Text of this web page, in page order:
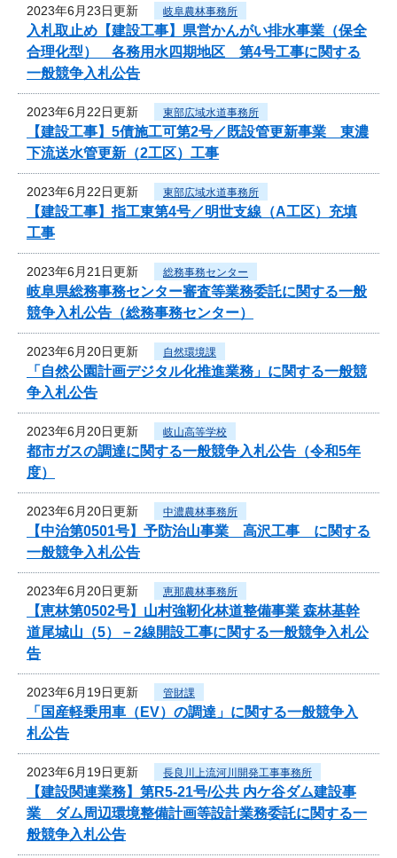
2023年6月23日更新 岐阜農林事務所
入札取止め【建設工事】県営かんがい排水事業（保全
合理化型） 各務用水四期地区 第4号工事に関する
一般競争入札公告
2023年6月22日更新 東部広域水道事務所
【建設工事】5債施工可第2号／既設管更新事業 東濃
下流送水管更新（2工区）工事
2023年6月22日更新 東部広域水道事務所
【建設工事】指工東第4号／明世支線（A工区）充填
工事
2023年6月21日更新 総務事務センター
岐阜県総務事務センター審査等業務委託に関する一般
競争入札公告（総務事務センター）
2023年6月20日更新 自然環境課
「自然公園計画デジタル化推進業務」に関する一般競
争入札公告
2023年6月20日更新 岐山高等学校
都市ガスの調達に関する一般競争入札公告（令和5年
度）
2023年6月20日更新 中濃農林事務所
【中治第0501号】予防治山事業 高沢工事 に関する
一般競争入札公告
2023年6月20日更新 恵那農林事務所
【恵林第0502号】山村強靭化林道整備事業 森林基幹
道尾城山（5）－2線開設工事に関する一般競争入札公
告
2023年6月19日更新 管財課
「国産軽乗用車（EV）の調達」に関する一般競争入
札公告
2023年6月19日更新 長良川上流河川開発工事事務所
【建設関連業務】第R5-21号/公共 内ケ谷ダム建設事
業 ダム周辺環境整備計画等設計業務委託に関する一
般競争入札公告